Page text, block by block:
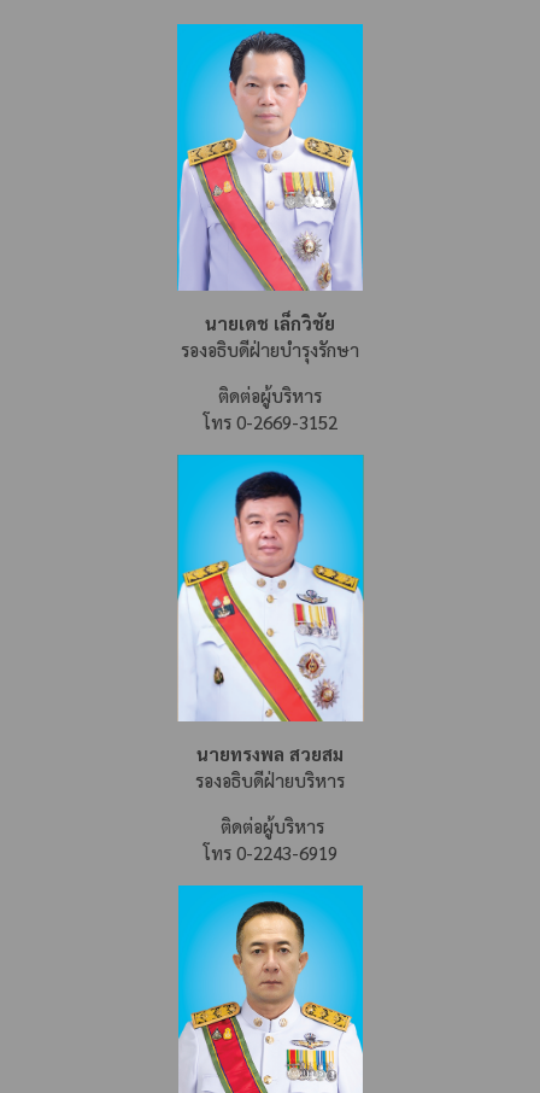
นายเดช เล็กวิชัย
รองอธิบดีฝ่ายบำรุงรักษา
ติดต่อผู้บริหาร
โทร 0-2669-3152
นายทรงพล สวยสม
รองอธิบดีฝ่ายบริหาร
ติดต่อผู้บริหาร
โทร 0-2243-6919